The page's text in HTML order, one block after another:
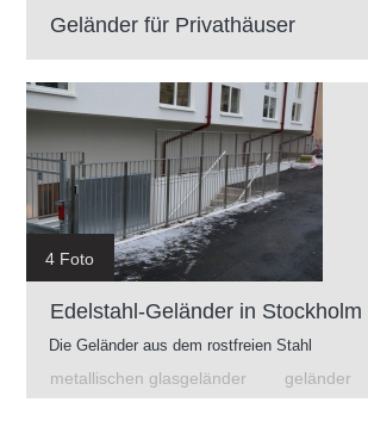
Geländer für Privathäuser
4 Foto
Edelstahl-Geländer in Stockholm
Die Geländer aus dem rostfreien Stahl
metallischen glasgeländer
geländer